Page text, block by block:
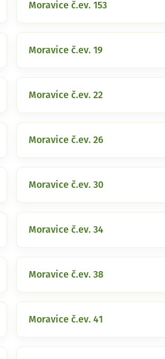
Moravice č.ev. 153
Moravice č.ev. 19
Moravice č.ev. 22
Moravice č.ev. 26
Moravice č.ev. 30
Moravice č.ev. 34
Moravice č.ev. 38
Moravice č.ev. 41